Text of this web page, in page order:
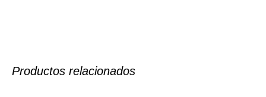
Productos relacionados